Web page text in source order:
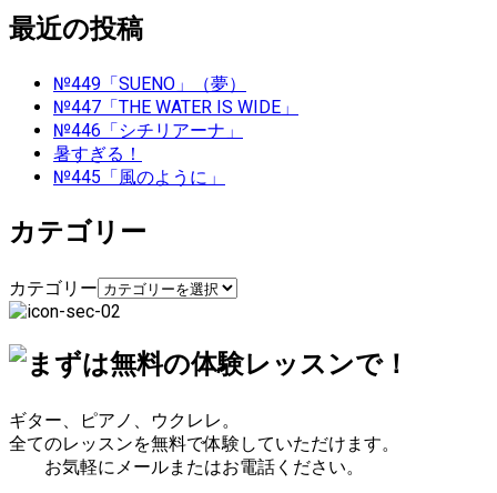
最近の投稿
№449「SUENO」（夢）
№447「THE WATER IS WIDE」
№446「シチリアーナ」
暑すぎる！
№445「風のように」
カテゴリー
カテゴリー
ギター、ピアノ、ウクレレ。
全てのレッスンを無料で体験していただけます。
お気軽にメールまたはお電話ください。